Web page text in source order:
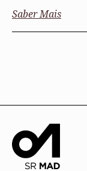
Saber Mais